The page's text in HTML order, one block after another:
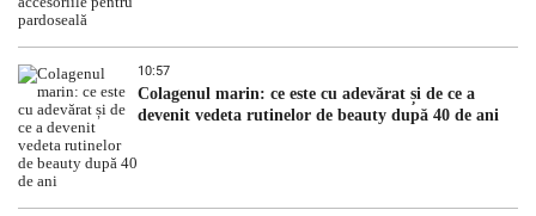
10:57
Colagenul marin: ce este cu adevărat și de ce a
devenit vedeta rutinelor de beauty după 40 de ani